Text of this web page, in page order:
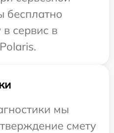
бесплатно
сервис в
мы
смету